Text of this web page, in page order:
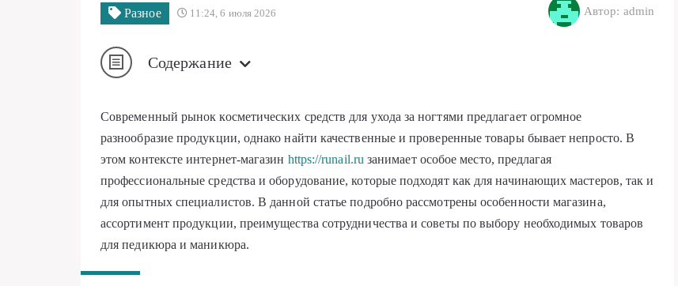
Разное 11:24, 6 июля 2026 Автор: admin
Содержание
Современный рынок косметических средств для ухода за ногтями предлагает огромное
разнообразие продукции, однако найти качественные и проверенные товары бывает непросто. В
этом контексте интернет-магазин https://runail.ru занимает особое место, предлагая
профессиональные средства и оборудование, которые подходят как для начинающих мастеров, так и
для опытных специалистов. В данной статье подробно рассмотрены особенности магазина,
ассортимент продукции, преимущества сотрудничества и советы по выбору необходимых товаров
для педикюра и маникюра.